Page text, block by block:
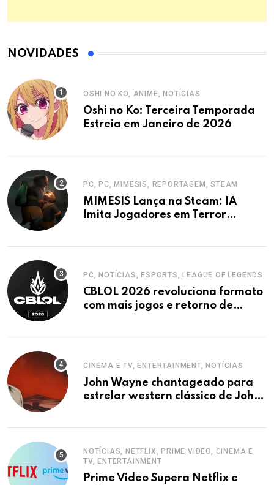
NOVIDADES
OSHI NO KO, ANIME, NOTÍCIAS
Oshi no Ko: Terceira Temporada
Estreia em Janeiro de 2026
PC, PC, MIMESIS, REPORTAGEM, STEAM
MIMESIS Lança na Steam: IA
Imita Jogadores em Terror
PC, NOTÍCIAS, ESPORTS, LEAGUE OF LEGENDS
CBLOL 2026 revoluciona formato
com mais jogos e retorno de
CINEMA E TV, ENTERTAINMENT, NOTÍCIAS
John Wayne chantageado para
estrelar western clássico de John
NOTÍCIAS, NETFLIX, PRIME VIDEO, CINEMA E
TV, ENTERTAINMENT
Prime Video Supera Netflix e